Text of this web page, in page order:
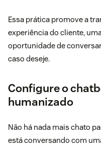
Essa prática promove a
experiência do cliente,
oportunidade de
caso deseje.
Configure o
humanizado
Não há nada mais chato
está conversando com